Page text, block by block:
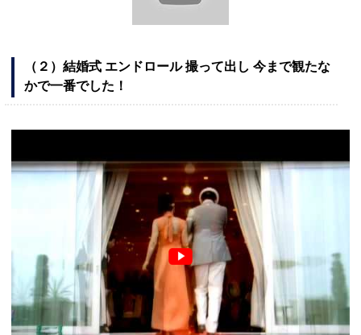
（２）結婚式 エンドロール 撮って出し 今まで観たな
かで一番でした！